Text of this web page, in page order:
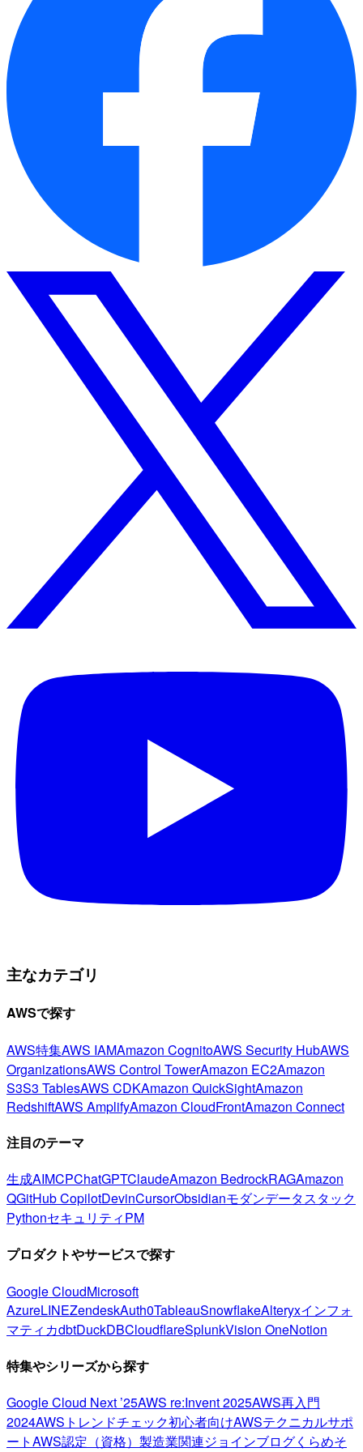
主なカテゴリ
AWSで探す
AWS特集AWS IAMAmazon CognitoAWS Security HubAWS
OrganizationsAWS Control TowerAmazon EC2Amazon
S3S3 TablesAWS CDKAmazon QuickSightAmazon
RedshiftAWS AmplifyAmazon CloudFrontAmazon Connect
注目のテーマ
生成AIMCPChatGPTClaudeAmazon BedrockRAGAmazon
QGitHub CopilotDevinCursorObsidianモダンデータスタック
PythonセキュリティPM
プロダクトやサービスで探す
Google CloudMicrosoft
AzureLINEZendeskAuth0TableauSnowflakeAlteryxインフォ
マティカdbtDuckDBCloudflareSplunkVision OneNotion
特集やシリーズから探す
Google Cloud Next ’25AWS re:Invent 2025AWS再入門
2024AWSトレンドチェック初心者向けAWSテクニカルサポ
ートAWS認定（資格） 製造業関連ジョインブログくらめそ